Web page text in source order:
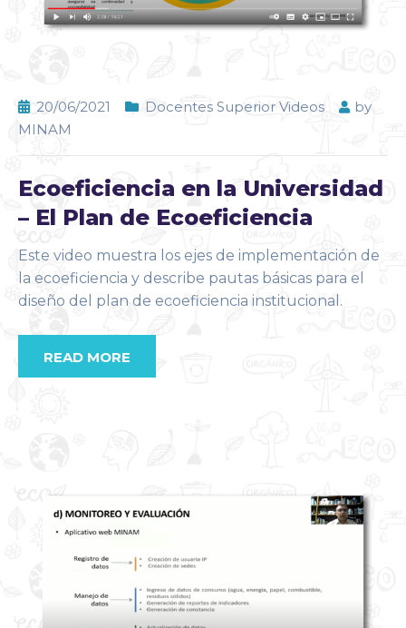
20/06/2021 Docentes Superior Videos
by
MINAM
Ecoeficiencia en la Universidad
– El Plan de Ecoeficiencia
Este video muestra los ejes de implementación de
la ecoeficiencia y describe pautas básicas para el
diseño del plan de ecoeficiencia institucional.
READ MORE